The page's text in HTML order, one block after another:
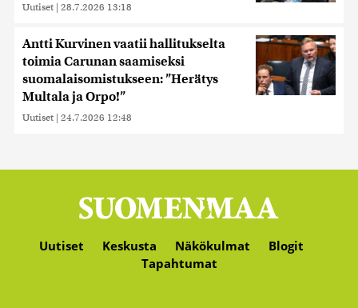
Uutiset | 28.7.2026 13:18
Antti Kurvinen vaatii hallitukselta
toimia Carunan saamiseksi
suomalaisomistukseen: ”Herätys
Multala ja Orpo!”
Uutiset | 24.7.2026 12:48
Uutiset Keskusta Näkökulmat
Blogit
Tapahtumat